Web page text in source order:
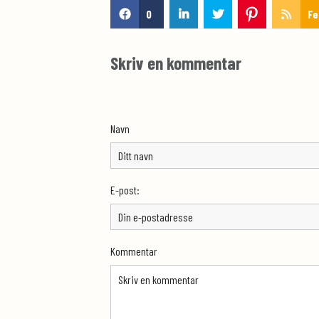
0
Skriv en kommentar
Navn
E-post:
Kommentar